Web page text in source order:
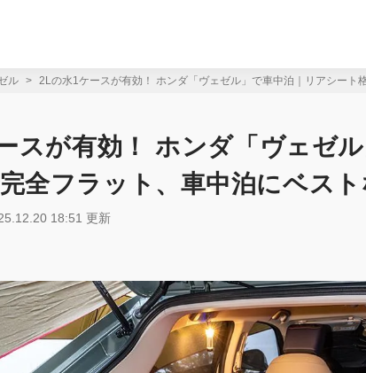
ル 2Lの水1ケースが有効！ ホンダ「ヴェゼル」で車中泊｜リアシート
スが有効！ ホンダ「ヴェゼ
全フラット、車中泊にベスト
18:51 更新